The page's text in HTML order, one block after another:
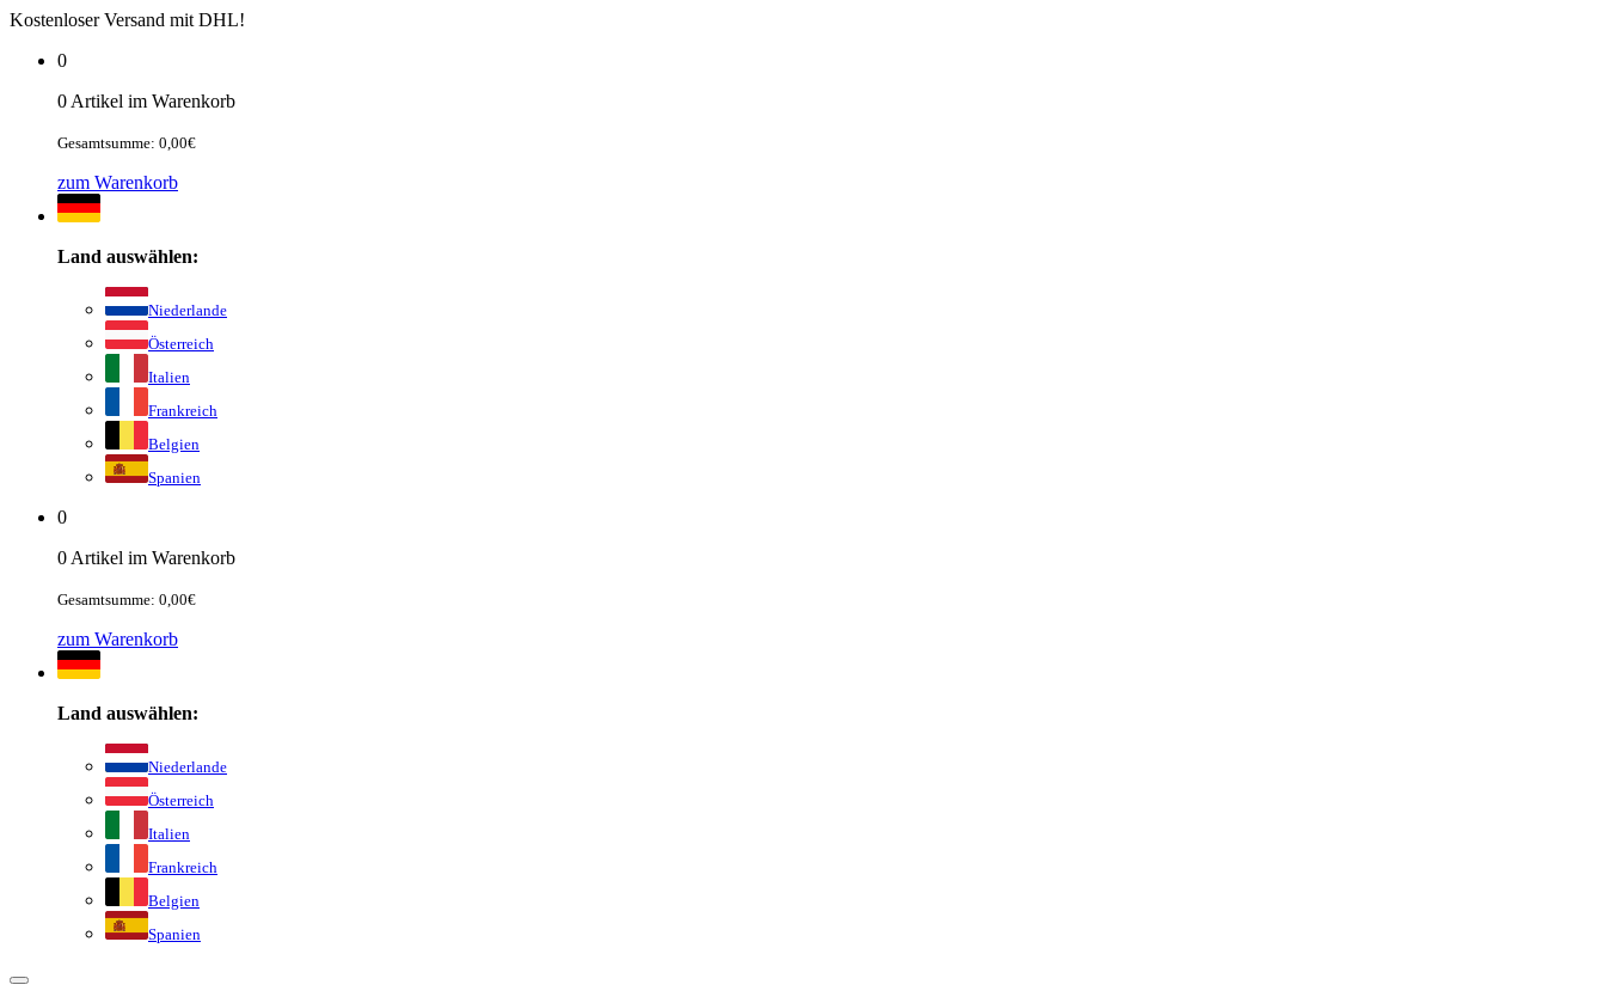
Kostenloser Versand mit DHL!
0
0 Artikel im Warenkorb
Gesamtsumme: 0,00€
zum Warenkorb
Land auswählen:
Niederlande
Österreich
Italien
Frankreich
Belgien
Spanien
0
0 Artikel im Warenkorb
Gesamtsumme: 0,00€
zum Warenkorb
Land auswählen:
Niederlande
Österreich
Italien
Frankreich
Belgien
Spanien